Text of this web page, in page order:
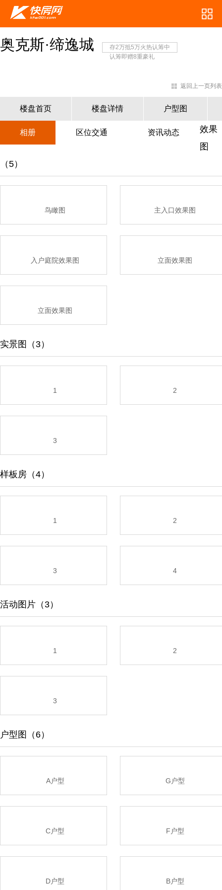
奥克斯·缔逸城
存2万抵5万火热认筹中
认筹即赠8重豪礼
返回上一页列表
楼盘首页 楼盘详情 户型图
相册 区位交通 资讯动态
效果
图
（5）
鸟瞰图 主入口效果图
入户庭院效果图 立面效果图
立面效果图
实景图（3）
1 2
3
样板房（4）
1 2
3 4
活动图片（3）
1 2
3
户型图（6）
A户型 G户型
C户型 F户型
D户型 B户型